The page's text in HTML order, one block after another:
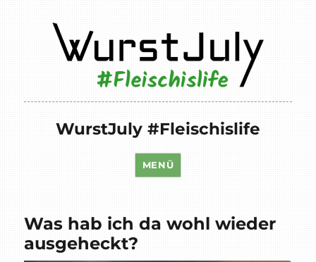
WurstJuly #Fleischislife
MENÜ
Was hab ich da wohl wieder
ausgeheckt?